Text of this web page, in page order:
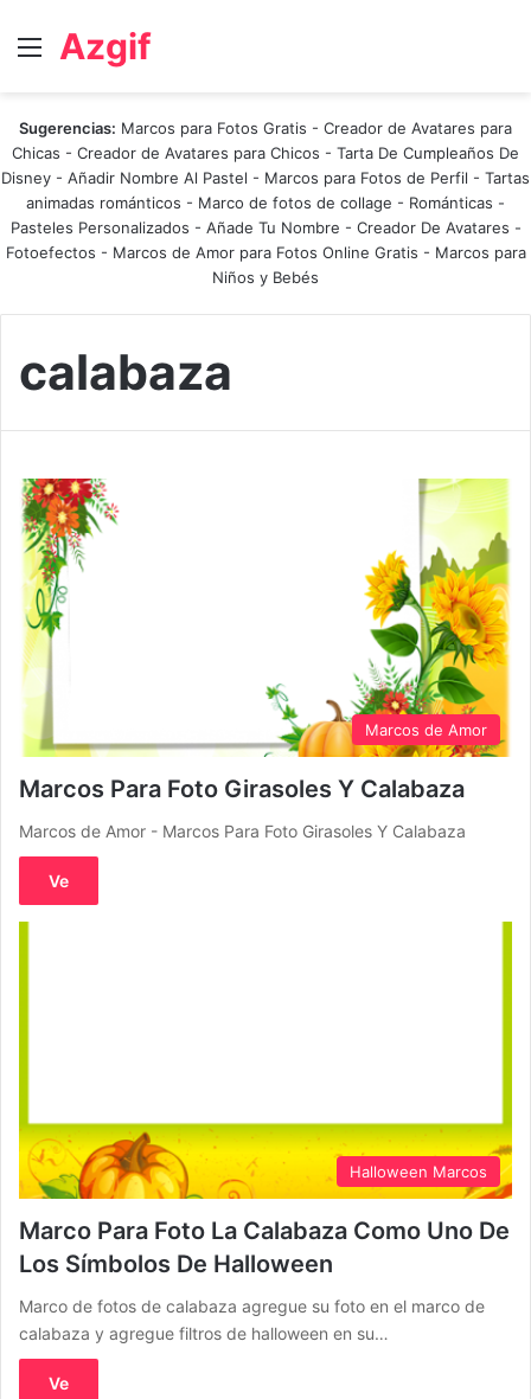
Menú
Azgif
Sugerencias: Marcos para Fotos Gratis - Creador de Avatares para
Chicas - Creador de Avatares para Chicos - Tarta De Cumpleaños De
Disney - Añadir Nombre Al Pastel - Marcos para Fotos de Perfil - Tartas
animadas románticos - Marco de fotos de collage - Románticas -
Pasteles Personalizados - Añade Tu Nombre - Creador De Avatares -
Fotoefectos - Marcos de Amor para Fotos Online Gratis - Marcos para
Niños y Bebés
calabaza
Marcos de Amor
Marcos Para Foto Girasoles Y Calabaza
Marcos de Amor - Marcos Para Foto Girasoles Y Calabaza
Ve
Halloween Marcos
Marco Para Foto La Calabaza Como Uno De
Los Símbolos De Halloween
Marco de fotos de calabaza agregue su foto en el marco de
calabaza y agregue filtros de halloween en su…
Ve